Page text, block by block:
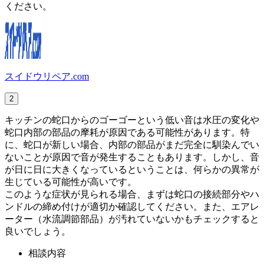
ください。
スイドウリペア.com
2
キッチンの蛇口からのゴーゴーという低い音は水圧の変化や
蛇口内部の部品の摩耗が原因である可能性があります。特
に、蛇口が新しい場合、内部の部品がまだ完全に馴染んでい
ないことが原因で音が発生することもあります。しかし、音
が日に日に大きくなっているということは、何らかの異常が
生じている可能性が高いです。
このような症状が見られる場合、まずは蛇口の接続部分やハ
ンドルの締め付けが適切か確認してください。また、エアレ
ーター（水流調節部品）が汚れていないかもチェックすると
良いでしょう。
相談内容